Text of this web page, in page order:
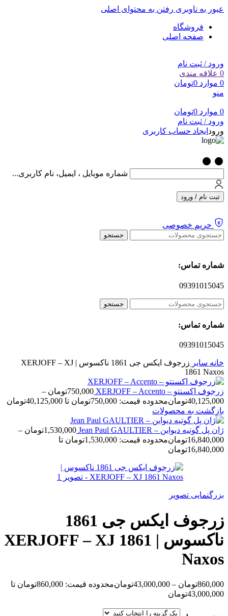
عبور به ناوبری رفتن به محتوای اصلی
فروشگاه
صفحه اصلی
ورود / ثبت نام
0 علاقه مندی
0 موارد 0تومان
منو
0 موارد 0تومان
ورود / ثبت نام
ورود ایجاد حساب کاربری
شماره موبایل ، ایمیل، نام کاربری...
ثبت نام / ورود
حریم خصوصی
جستجو
شماره تماس:
09391015045
جستجو
شماره تماس:
09391015045
خانه سایر
زرجوف ایکس جی 1861 ناکسوس | XERJOFF – XJ
1861 Naxos
زرجوف اکسنتو – XERJOFF – Accento 750,000تومان –
40,125,000تومانمحدوده قیمت: 750,000تومان تا 40,125,000تومان
بازگشت به محصولات
ژان پل گوتیه دیواین – Jean Paul GAULTIER 1,530,000تومان –
16,840,000تومان
محدوده قیمت: 1,530,000تومان تا
16,840,000تومان
بزرگنمایی تصویر
زرجوف ایکس جی 1861
ناکسوس | XERJOFF – XJ 1861
Naxos
860,000تومان –
43,000,000تومان
محدوده قیمت: 860,000تومان تا
43,000,000تومان